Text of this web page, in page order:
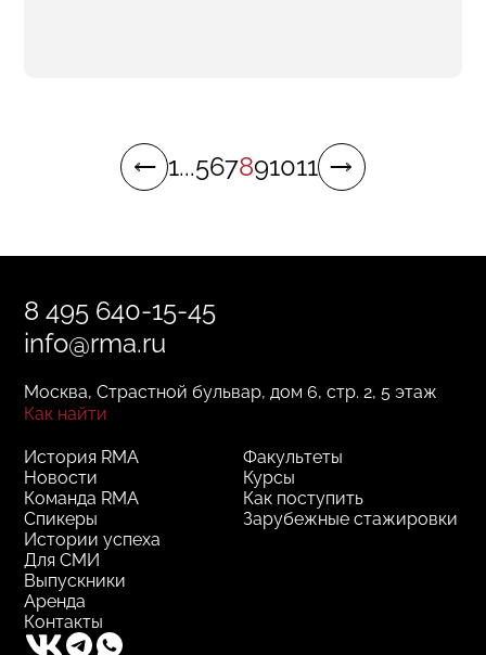
каждым днем становится все острее".
1...567891011
8 495 640-15-45
info@rma.ru
Москва, Страстной бульвар, дом 6, стр. 2, 5 этаж
Как найти
Факультеты
Курсы
Как поступить
Зарубежные стажировки
История RMA
Новости
Команда RMA
Спикеры
Истории успеха
Для СМИ
Выпускники
Аренда
Контакты